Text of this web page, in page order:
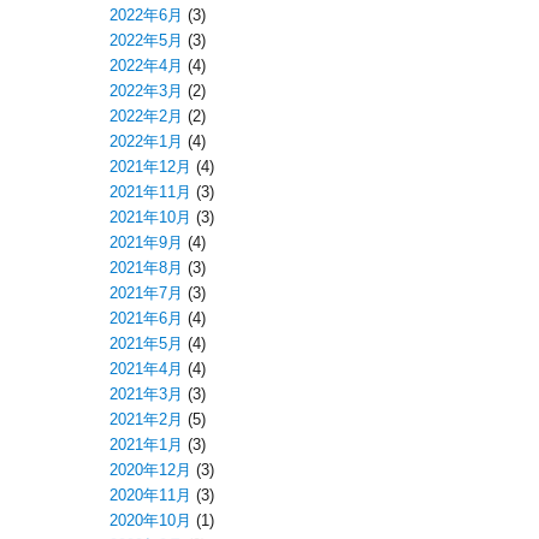
2022年6月 (3)
2022年5月 (3)
2022年4月 (4)
2022年3月 (2)
2022年2月 (2)
2022年1月 (4)
2021年12月 (4)
2021年11月 (3)
2021年10月 (3)
2021年9月 (4)
2021年8月 (3)
2021年7月 (3)
2021年6月 (4)
2021年5月 (4)
2021年4月 (4)
2021年3月 (3)
2021年2月 (5)
2021年1月 (3)
2020年12月 (3)
2020年11月 (3)
2020年10月 (1)